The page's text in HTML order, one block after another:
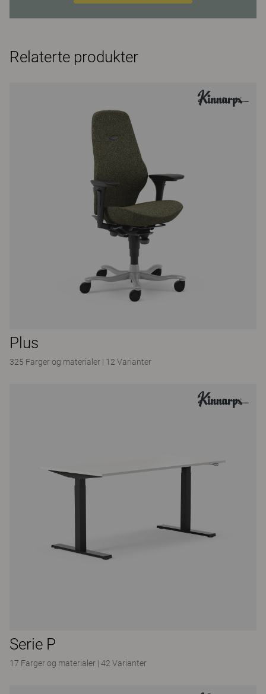
Relaterte produkter
Plus
325 Farger og materialer | 12 Varianter
Serie P
17 Farger og materialer | 42 Varianter